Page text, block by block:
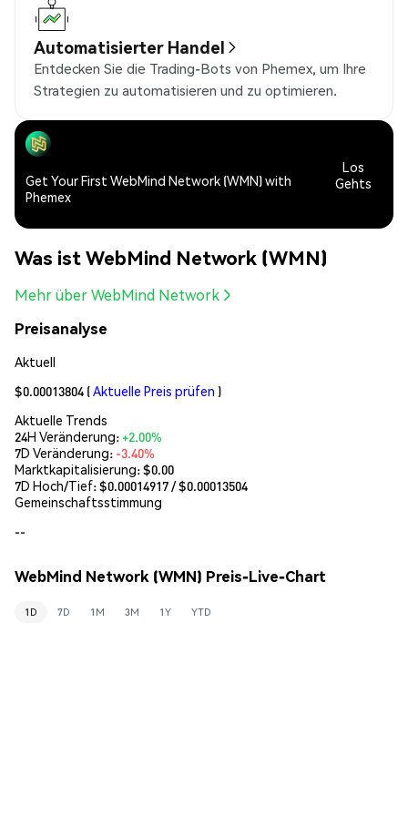
Automatisierter Handel
Entdecken Sie die Trading-Bots von Phemex, um Ihre
Strategien zu automatisieren und zu optimieren.
Get Your First WebMind Network (WMN) with
Phemex
Los
Gehts
Was ist WebMind Network (WMN)
Mehr über WebMind Network
Preisanalyse
Aktuell
$0.00013804 (Aktuelle Preis prüfen )
Aktuelle Trends
24H Veränderung:+2.00%
7D Veränderung: -3.40%
Marktkapitalisierung:$0.00
7D Hoch/Tief: $0.00014917/ $0.00013504
Gemeinschaftsstimmung
--
WebMind Network (WMN) Preis-Live-Chart
1D 7D 1M 3M 1Y YTD